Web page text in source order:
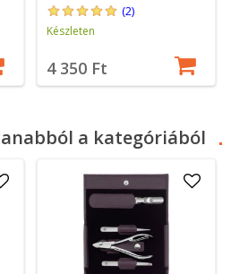
(2)
Készleten
4 350 Ft
a kategóriából